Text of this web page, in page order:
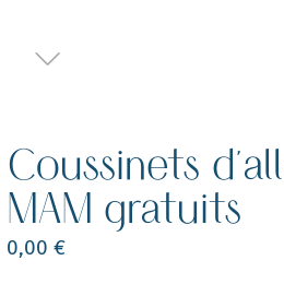
Coussinets
MAM gratuits
0,00 €